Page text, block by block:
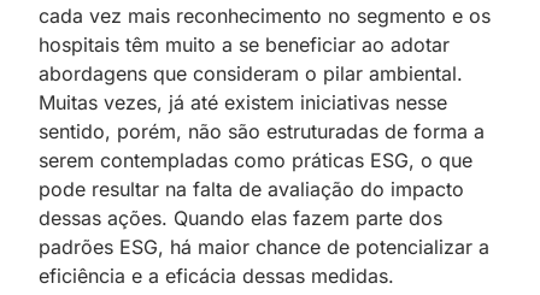
cada vez mais reconhecimento no segmento e os
hospitais têm muito a se beneficiar ao adotar
abordagens que consideram o pilar ambiental.
Muitas vezes, já até existem iniciativas nesse
sentido, porém, não são estruturadas de forma a
serem contempladas como práticas ESG, o que
pode resultar na falta de avaliação do impacto
dessas ações. Quando elas fazem parte dos
padrões ESG, há maior chance de potencializar a
eficiência e a eficácia dessas medidas.